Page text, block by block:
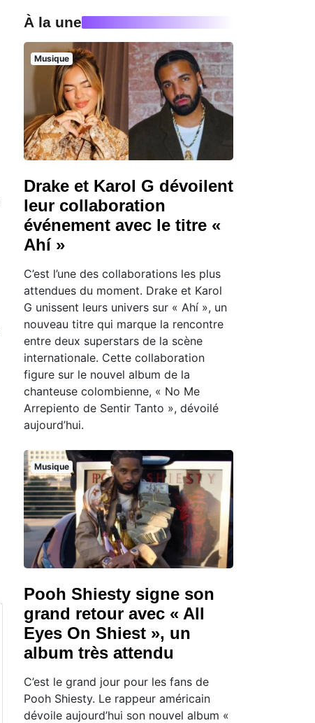
À la une
Musique
Drake et Karol G dévoilent
leur collaboration
événement avec le titre «
Ahí »
C’est l’une des collaborations les plus
attendues du moment. Drake et Karol
G unissent leurs univers sur « Ahí », un
nouveau titre qui marque la rencontre
entre deux superstars de la scène
internationale. Cette collaboration
figure sur le nouvel album de la
chanteuse colombienne, « No Me
Arrepiento de Sentir Tanto », dévoilé
aujourd’hui.
Musique
Pooh Shiesty signe son
grand retour avec « All
Eyes On Shiest », un
album très attendu
C’est le grand jour pour les fans de
Pooh Shiesty. Le rappeur américain
dévoile aujourd’hui son nouvel album «